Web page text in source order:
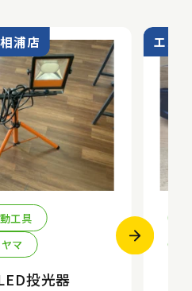
浦店
工具
マ
投光器
エコ